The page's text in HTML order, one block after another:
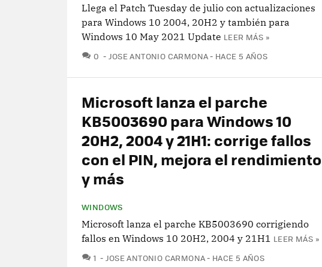
Llega el Patch Tuesday de julio con actualizaciones
para Windows 10 2004, 20H2 y también para
Windows 10 May 2021 Update LEER MÁS »
0 COMENTARIOS
JOSE ANTONIO CARMONA HACE 5 AÑOS
Microsoft lanza el parche
KB5003690 para Windows 10
20H2, 2004 y 21H1: corrige fallos
con el PIN, mejora el rendimiento
y más
WINDOWS
Microsoft lanza el parche KB5003690 corrigiendo
fallos en Windows 10 20H2, 2004 y 21H1 LEER MÁS »
1 COMENTARIOS
JOSE ANTONIO CARMONA HACE 5 AÑOS